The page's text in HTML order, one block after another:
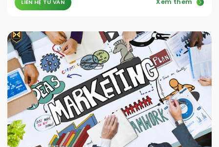
LIÊN HỆ TƯ VẤN Xem thêm